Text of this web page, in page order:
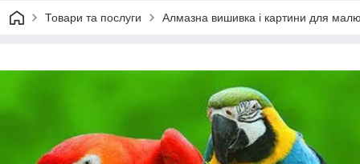
Товари та послуги Алмазна вишивка і картини для